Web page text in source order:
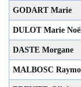
GODART Marie
DULOT Marie
DASTE Morgane
MALBOSC